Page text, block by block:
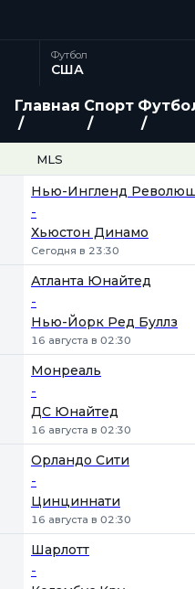
Футбол
США
Главная Спорт
MLS
Нью-Ингленд
-
Хьюстон Динамо
Сегодня в 23:30
Атланта Юнайтед
-
Нью-Йорк Ред Буллз
16 августа в 02:30
Монреаль
-
ДС Юнайтед
16 августа в 02:30
Орландо Сити
-
Цинциннати
16 августа в 02:30
Шарлотт
-